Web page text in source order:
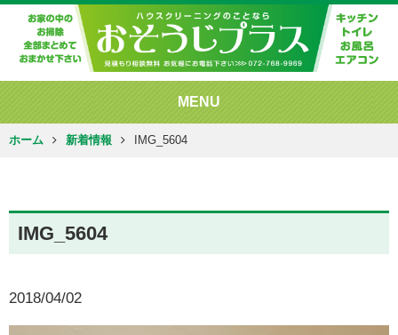
MENU
ホーム 新着情報 IMG_5604
IMG_5604
2018/04/02